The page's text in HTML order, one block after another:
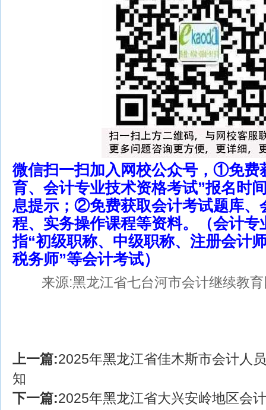
微信扫一扫加入网校公众号，①免费
育、会计专业技术资格考试”报名时
息提示；②免费获取会计考试题库、
程、实务操作课程等资料。（会计专
指“初级职称、中级职称、注册会计
税务师”等会计考试）
来源:黑龙江省七台河市会计继续教
上一篇:2025年黑龙江省佳木斯市会计人
知
下一篇:2025年黑龙江省大兴安岭地区会